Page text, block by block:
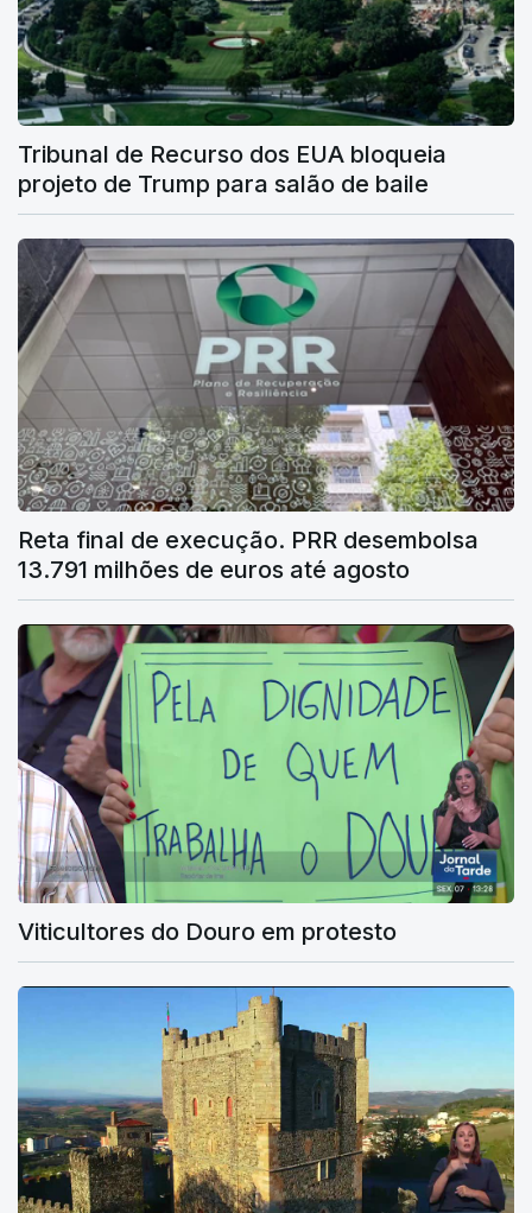
Tribunal de Recurso dos EUA bloqueia
projeto de Trump para salão de baile
Reta final de execução. PRR desembolsa
13.791 milhões de euros até agosto
Viticultores do Douro em protesto